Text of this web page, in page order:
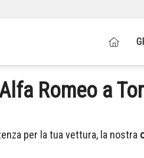
Romeo a
per la tua vettura, la nostra